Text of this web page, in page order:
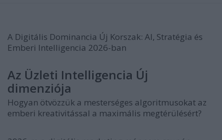
A Digitális Dominancia Új Korszak: AI, Stratégia és
Emberi Intelligencia 2026-ban
Az Üzleti Intelligencia Új
dimenziója
Hogyan ötvözzük a mesterséges algoritmusokat az
emberi kreativitással a maximális megtérülésért?